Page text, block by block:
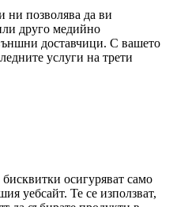
ни позволява да ви
друго медийно
доставчици. С вашето
услуги на трети
осигуряват само
уебсайт. Те се използват,